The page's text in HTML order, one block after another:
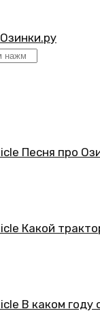
Озинки.ру